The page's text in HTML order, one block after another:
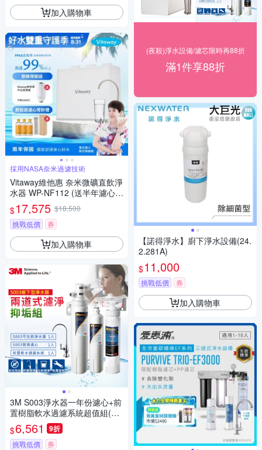
加入購物車
採用NASA奈米過濾技術
Vitaway維他惠 奈米微礦直飲淨
水器 WP-NF112 (送半年濾心
+去污粉3罐)
$17,575 $18,500
挑戰低價
券
加入購物車
3M S003淨水器一年份濾心+前
置樹脂軟水過濾系統超值組(含
濾心x2+前置軟水系統x1+原廠
鵝頸頭+到府安裝)
$6,561 9折
挑戰低價 券
(夜殺)淨水設備/濾芯限時再88折
滿1件享88折
【諾得淨水】廚下淨水設備(24.
2.281A)
$11,000
挑戰低價 券
加入購物車